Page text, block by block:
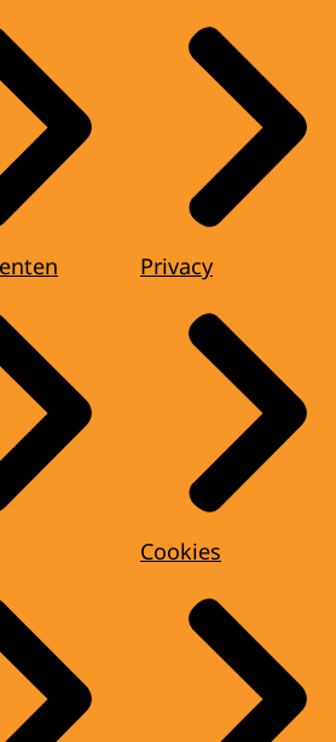
Privacy
Cookies